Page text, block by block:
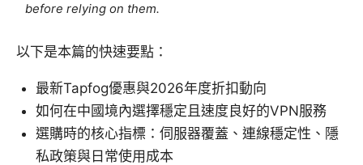
before relying on them.
以下是本篇的快速要點：
最新Tapfog優惠與2026年度折扣動向
如何在中國境內選擇穩定且速度良好的VPN服務
選購時的核心指標：伺服器覆蓋、連線穩定性、隱
私政策與日常使用成本